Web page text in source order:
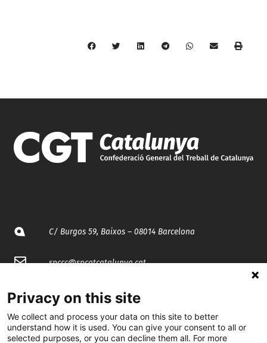
C/ Burgos 59, Baixos – 08014 Barcelona
spccc@spcgtcatalunya.cat
@CGTCatalunya
Privacy on this site
We collect and process your data on this site to better
understand how it is used. You can give your consent to all or
selected purposes, or you can decline them all. For more